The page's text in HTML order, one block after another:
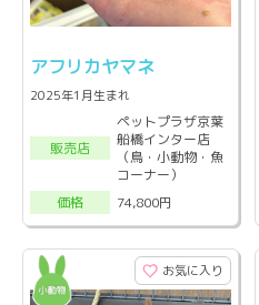
アフリカヤマネ
2025年1月生まれ
販売店
ペットプラザ京葉
船橋インター店
（鳥・小動物・魚
コーナー）
価格
74,800円
お気に入り